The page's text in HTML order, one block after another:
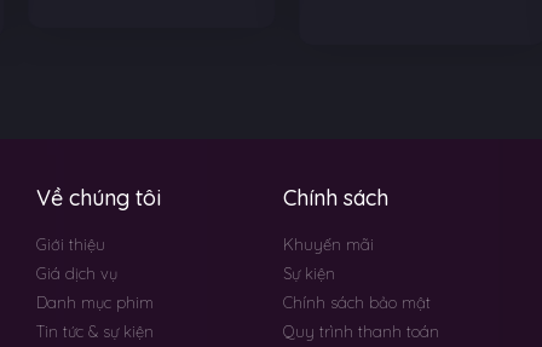
Về chúng tôi
Giới thiệu
Giá dịch vụ
Danh mục phim
Tin tức & sự kiện
Chính sách
Khuyến mãi
Sự kiện
Chính sách bảo mật
Quy trình thanh toán